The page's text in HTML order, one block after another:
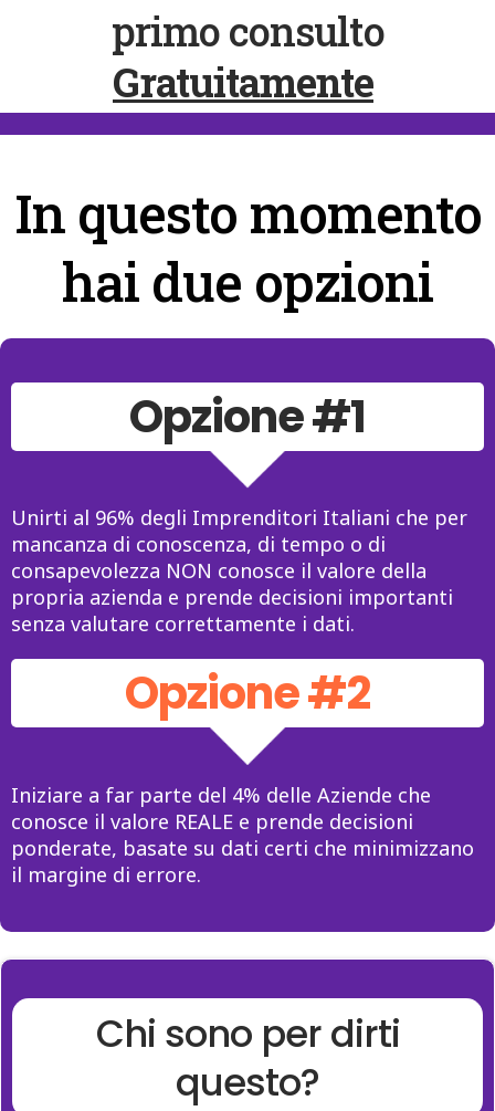
primo consulto
Gratuitamente
In questo momento
hai due opzioni
Opzione #1
Unirti al 96% degli Imprenditori Italiani che per
mancanza di conoscenza, di tempo o di
consapevolezza NON conosce il valore della
propria azienda e prende decisioni importanti
senza valutare correttamente i dati.
Opzione #2
Iniziare a far parte del 4% delle Aziende che
conosce il valore REALE e prende decisioni
ponderate, basate su dati certi che minimizzano
il margine di errore.
Chi sono per dirti
questo?